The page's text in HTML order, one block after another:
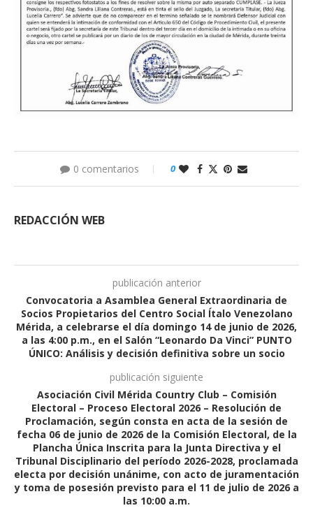
0 comentarios 0
REDACCIÓN WEB
publicación anterior
Convocatoria a Asamblea General Extraordinaria de
Socios Propietarios del Centro Social Ítalo Venezolano
Mérida, a celebrarse el día domingo 14 de junio de 2026,
a las 4:00 p.m., en el Salón “Leonardo Da Vinci” PUNTO
ÚNICO: Análisis y decisión definitiva sobre un socio
publicación siguiente
Asociación Civil Mérida Country Club – Comisión
Electoral – Proceso Electoral 2026 – Resolución de
Proclamación, según consta en acta de la sesión de
fecha 06 de junio de 2026 de la Comisión Electoral, de la
Plancha Única Inscrita para la Junta Directiva y el
Tribunal Disciplinario del período 2026-2028, proclamada
electa por decisión unánime, con acto de juramentación
y toma de posesión previsto para el 11 de julio de 2026 a
las 10:00 a.m.